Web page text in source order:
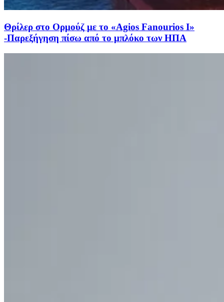
Θρίλερ στο Ορμούζ με το «Agios Fanourios I»
-Παρεξήγηση πίσω από το μπλόκο των ΗΠΑ